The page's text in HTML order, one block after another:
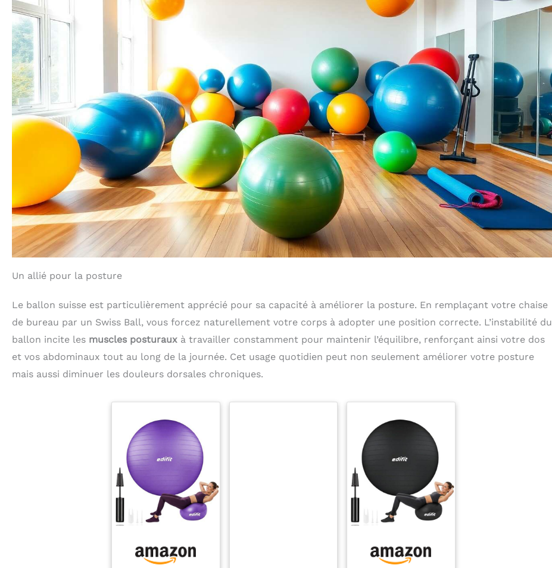
Un allié pour la posture
Le ballon suisse est particulièrement apprécié pour sa capacité à améliorer la posture. En remplaçant votre chaise
de bureau par un Swiss Ball, vous forcez naturellement votre corps à adopter une position correcte. L’instabilité du
ballon incite les muscles posturaux à travailler constamment pour maintenir l’équilibre, renforçant ainsi votre dos
et vos abdominaux tout au long de la journée. Cet usage quotidien peut non seulement améliorer votre posture
mais aussi diminuer les douleurs dorsales chroniques.